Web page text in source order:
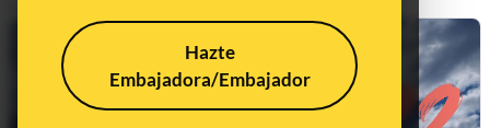
Hazte
Embajadora/Embajador